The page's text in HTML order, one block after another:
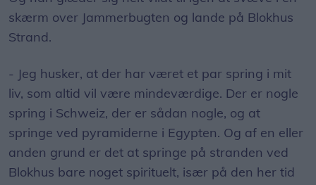
skærm over Jammerbugten og lande på Blokhus
Strand.
- Jeg husker, at der har været et par spring i mit
liv, som altid vil være mindeværdige. Der er nogle
spring i Schweiz, der er sådan nogle, og at
springe ved pyramiderne i Egypten. Og af en eller
anden grund er det at springe på stranden ved
Blokhus bare noget spirituelt, især på den her tid